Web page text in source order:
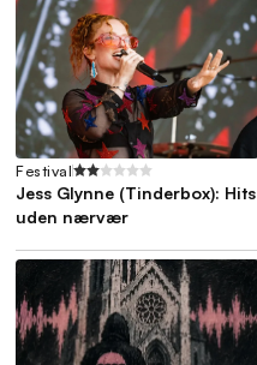
Festival
Jess Glynne (Tinderbox): Hits
uden nærvær